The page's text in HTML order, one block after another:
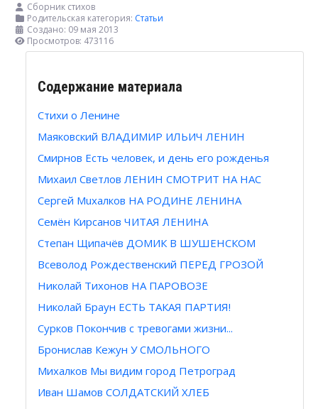
Сборник стихов
Родительская категория: Статьи
Создано: 09 мая 2013
Просмотров: 473116
Содержание материала
Стихи о Ленине
Маяковский ВЛАДИМИР ИЛЬИЧ ЛЕНИН
Смирнов Есть человек, и день его рожденья
Михаил Светлов ЛЕНИН СМОТРИТ НА НАС
Сергей Muxaлков НА РОДИНЕ ЛЕНИНА
Семён Кирсанов ЧИТАЯ ЛЕНИНА
Степан Щипачёв ДОМИК В ШУШЕНСКОМ
Всеволод Рождественский ПЕРЕД ГРОЗОЙ
Николай Тихонов НА ПАРОВОЗЕ
Николай Браун ЕСТЬ ТАКАЯ ПАРТИЯ!
Сурков Покончив с тревогами жизни...
Бронислав Кежун У СМОЛЬНОГО
Михалков Мы видим город Петроград
Иван Шамов СОЛДАТСКИЙ ХЛЕБ